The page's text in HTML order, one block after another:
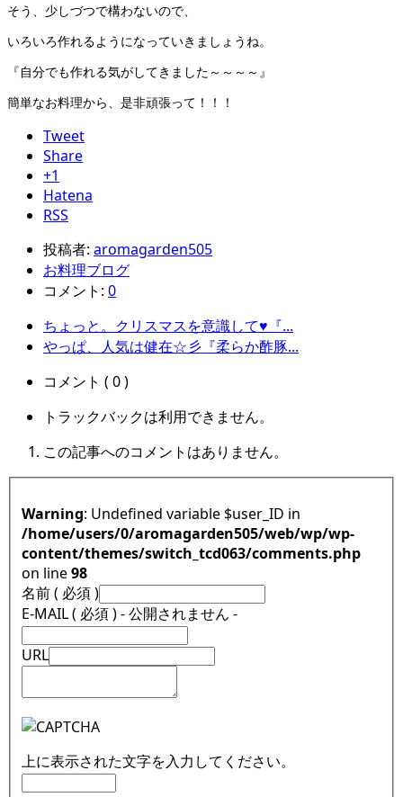
そう、少しづつで構わないので、
いろいろ作れるようになっていきましょうね。
『自分でも作れる気がしてきました～～～～』
簡単なお料理から、是非頑張って！！！
Tweet
Share
+1
Hatena
RSS
投稿者: aromagarden505
お料理ブログ
コメント: 0
ちょっと。クリスマスを意識して♥『...
やっぱ、人気は健在☆彡『柔らか酢豚...
コメント ( 0 )
トラックバックは利用できません。
この記事へのコメントはありません。
Warning : Undefined variable $user_ID in
/home/users/0/aromagarden505/web/wp/wp-
content/themes/switch_tcd063/comments.php
on line98
名前 ( 必須 )
E-MAIL ( 必須 ) - 公開されません -
URL
上に表示された文字を入力してください。